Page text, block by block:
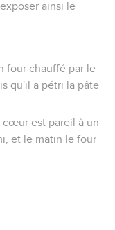
ainsi le
four chauffé par le
qu'il a pétri la pâte
cœur est pareil à un
et le matin le four